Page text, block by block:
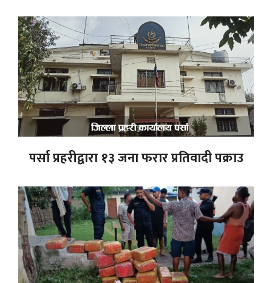
पर्सा प्रहरीद्वारा १३ जना फरार प्रतिवादी पक्राउ